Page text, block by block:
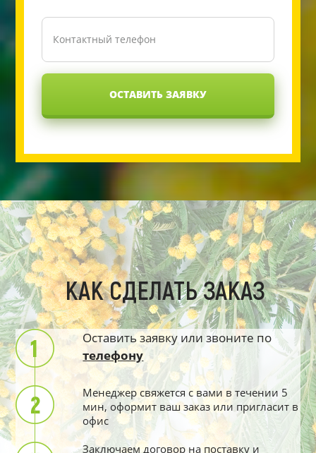
ОСТАВИТЬ ЗАЯВКУ
КАК СДЕЛАТЬ ЗАКАЗ
Оставить заявку или звоните по
телефону
Менеджер свяжется с вами в течении 5
мин, оформит ваш заказ или пригласит в
офис
Заключаем договор на поставку и